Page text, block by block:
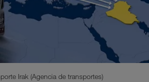
Irak (Agencia de transportes)